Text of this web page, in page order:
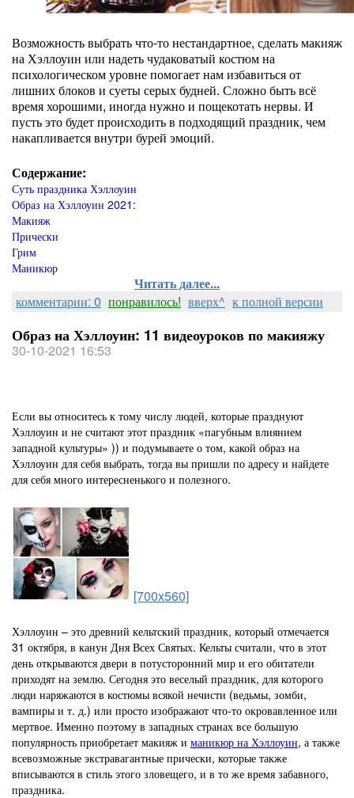
Возможность выбрать что-то нестандартное, сделать макияж
на Хэллоуин или надеть чудаковатый костюм на
психологическом уровне помогает нам избавиться от
лишних блоков и суеты серых будней. Сложно быть всё
время хорошими, иногда нужно и пощекотать нервы. И
пусть это будет происходить в подходящий праздник, чем
накапливается внутри бурей эмоций.
Содержание:
Суть праздника Хэллоуин
Образ на Хэллоуин 2021 :
Макияж
Прически
Грим
Маникюр
Читать далее...
комментарии: 0 понравилось! вверх^ к полной версии
Образ на Хэллоуин: 11 видеоуроков по макияжу
30-10-2021 16:53
Если вы относитесь к тому числу людей, которые празднуют
Хэллоуин и не считают этот праздник «пагубным влиянием
западной культуры» )) и подумываете о том, какой образ на
Хэллоуин для себя выбрать, тогда вы пришли по адресу и найдете
для себя много интересненького и полезного.
[700x560]
Хэллоуин – это древний кельтский праздник, который отмечается
31 октября, в канун Дня Всех Святых. Кельты считали, что в этот
день открываются двери в потусторонний мир и его обитатели
приходят на землю. Сегодня это веселый праздник, для которого
люди наряжаются в костюмы всякой нечисти (ведьмы, зомби,
вампиры и т. д.) или просто изображают что-то окровавленное или
мертвое. Именно поэтому в западных странах все большую
популярность приобретает макияж и маникюр на Хэллоуин, а также
всевозможные экстравагантные прически, которые также
вписываются в стиль этого зловещего, и в то же время забавного,
праздника.